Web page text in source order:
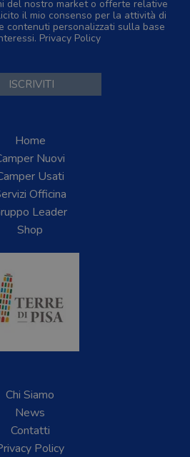
del nostro market o offerte relative
il mio consenso per la attività di
contenuti personalizzati sulla base
Privacy Policy
Home
Nuovi
Usati
Officina
Leader
Shop
Chi Siamo
News
Contatti
Policy